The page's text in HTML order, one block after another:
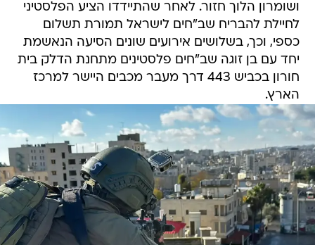
ושומרון הלוך חזור. לאחר שהתיידדו הציע הפלסטיני
לחיילת להבריח שב"חים לישראל תמורת תשלום
כספי, וכך, בשלושים אירועים שונים הסיעה הנאשמת
יחד עם בן זוגה שב"חים פלסטינים מתחנת הדלק בית
חורון בכביש 443 דרך מעבר מכבים היישר למרכז
הארץ.